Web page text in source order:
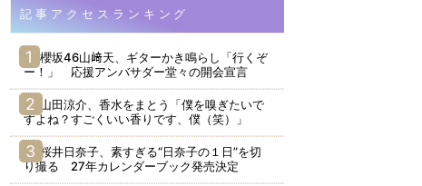
記事アクセスランキング
櫻坂46山﨑天、ギターかき鳴らし「行くぞ
ー！」 応援アンバサダー堂々の開会宣言
山田涼介、香水をまとう「僕を嗅ぎたいで
すよね？すごくいい香りです、僕（笑）」
桜井日奈子、素すぎる“日奈子の１日”を切
り撮る 27年カレンダーブック発売決定